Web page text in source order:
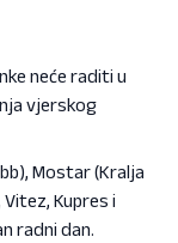
neće raditi u
vjerskog
Mostar (Kralja
Kupres i
radni dan.